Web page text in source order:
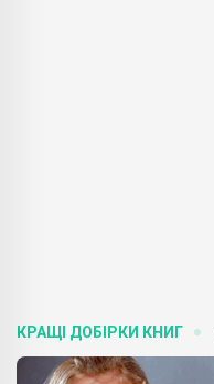
КРАЩІ ДОБІРКИ КНИГ